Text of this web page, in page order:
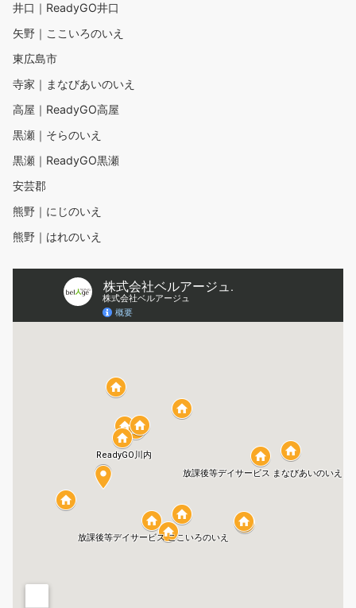
井口｜ReadyGO井口
矢野｜ここいろのいえ
東広島市
寺家｜まなびあいのいえ
高屋｜ReadyGO高屋
黒瀬｜そらのいえ
黒瀬｜ReadyGO黒瀬
安芸郡
熊野｜にじのいえ
熊野｜はれのいえ